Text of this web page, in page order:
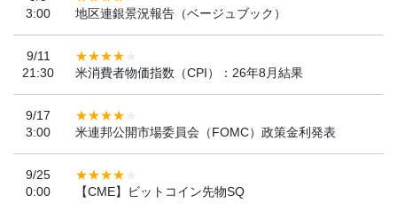
3:00
地区連銀景況報告（ベージュブック）
9/11
21:30
米消費者物価指数（CPI）：26年8月結果
9/17
3:00
米連邦公開市場委員会（FOMC）政策金利発表
9/25
0:00
【CME】ビットコイン先物SQ